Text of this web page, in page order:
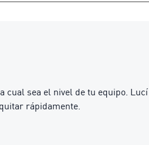
cual sea el nivel de tu equipo. Lucí
rápidamente.